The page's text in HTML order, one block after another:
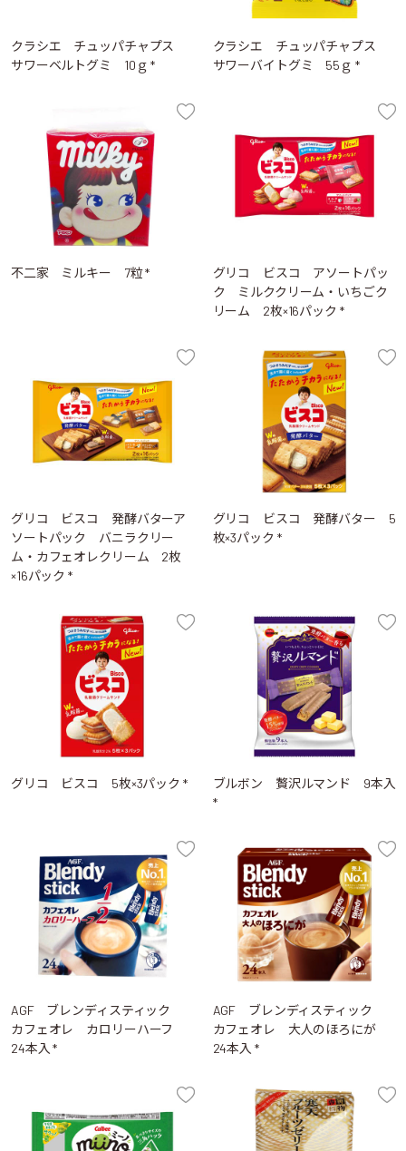
クラシエ チュッパチャプス
サワーベルトグミ 10ｇ *
クラシエ チュッパチャプス
サワーバイトグミ 55ｇ *
不二家 ミルキー 7粒 *
グリコ ビスコ アソートパッ
ク ミルククリーム・いちごク
リーム 2枚×16パック *
グリコ ビスコ 発酵バターア
ソートパック バニラクリー
ム・カフェオレクリーム 2枚
×16パック *
グリコ ビスコ 発酵バター 5
枚×3パック *
グリコ ビスコ 5枚×3パック *
ブルボン 贅沢ルマンド 9本入
*
AGF ブレンディスティック
カフェオレ カロリーハーフ
24本入 *
AGF ブレンディスティック
カフェオレ 大人のほろにが
24本入 *